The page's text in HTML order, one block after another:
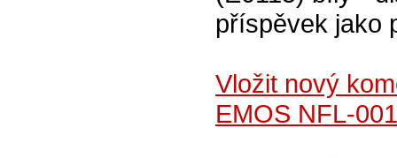
příspěvek jako
Vložit nový
EMOS NFL-